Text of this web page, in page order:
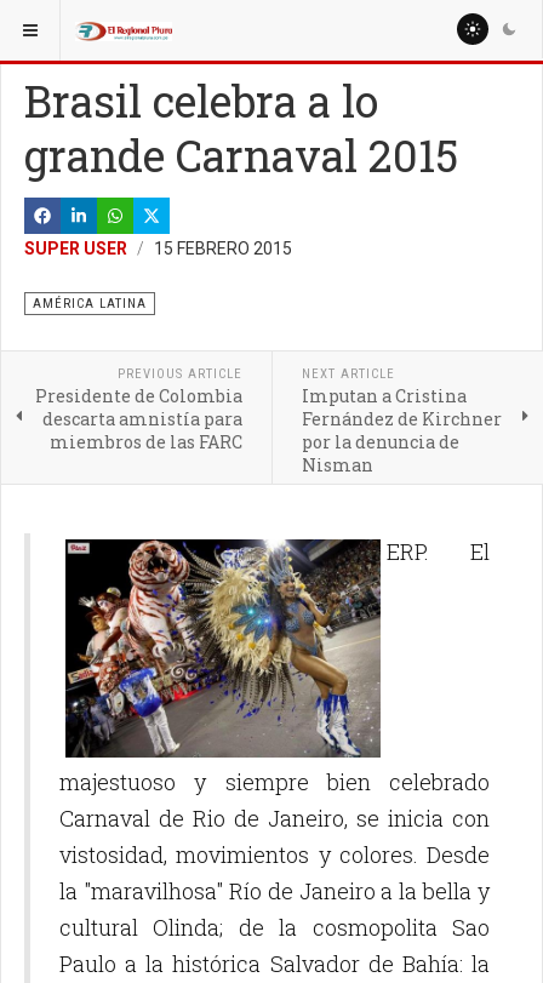
ESTÁ AQUÍ: MUNDO
Brasil celebra a lo
grande Carnaval 2015
SUPER USER 15 FEBRERO 2015
AMÉRICA LATINA
PREVIOUS ARTICLE
Presidente de Colombia
descarta amnistía para
miembros de las FARC
NEXT ARTICLE
Imputan a Cristina
Fernández de Kirchner
por la denuncia de
Nisman
ERP. El
majestuoso y siempre bien celebrado
Carnaval de Rio de Janeiro, se inicia con
vistosidad, movimientos y colores. Desde
la "maravilhosa" Río de Janeiro a la bella y
cultural Olinda; de la cosmopolita Sao
Paulo a la histórica Salvador de Bahía: la